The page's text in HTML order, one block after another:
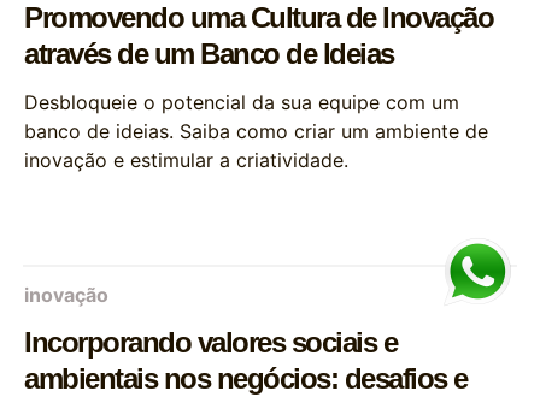
Promovendo uma Cultura de Inovação
através de um Banco de Ideias
Desbloqueie o potencial da sua equipe com um
banco de ideias. Saiba como criar um ambiente de
inovação e estimular a criatividade.
inovação
Incorporando valores sociais e
ambientais nos negócios: desafios e